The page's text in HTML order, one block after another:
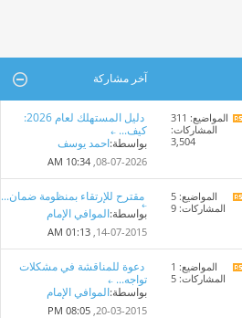
آخر مشاركة
مشاهدة
تغذيات
المواضيع: 311
المشاركات:
3,504
دليل المستهلك لعام 2026:
كيف...
بواسطة:احمد يوسف
08-07-2026,
10:34 AM
مشاهدة
تغذيات
المواضيع: 5
المشاركات: 9
مقترح للإرتقاء بمنظومة ضمان...
بواسطة:الموافي الإمام
14-07-2015,
01:13 AM
مشاهدة
تغذيات
المواضيع: 1
المشاركات: 5
دعوة للمناقشة في مشكلات
تواجه...
بواسطة:الموافي الإمام
20-03-2015,
08:05 PM